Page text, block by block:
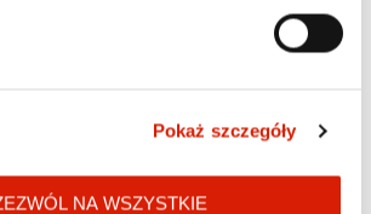
Pokaż szczegóły
NA WSZYSTKIE